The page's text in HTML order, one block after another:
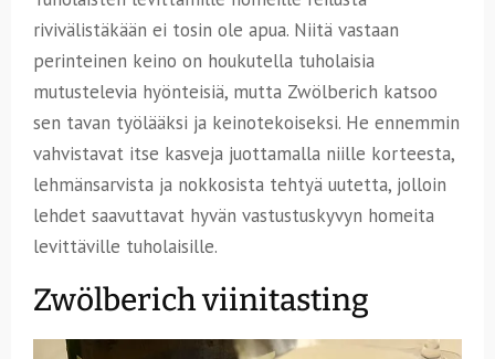
rivivälistäkään ei tosin ole apua. Niitä vastaan
perinteinen keino on houkutella tuholaisia
mutustelevia hyönteisiä, mutta Zwölberich katsoo
sen tavan työlääksi ja keinotekoiseksi. He ennemmin
vahvistavat itse kasveja juottamalla niille korteesta,
lehmänsarvista ja nokkosista tehtyä uutetta, jolloin
lehdet saavuttavat hyvän vastustuskyvyn homeita
levittäville tuholaisille.
Zwölberich viinitasting